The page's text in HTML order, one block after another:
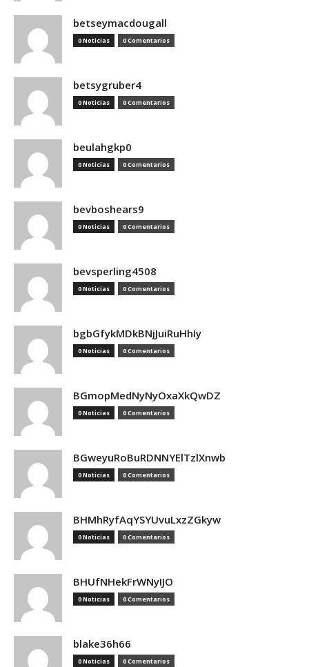
betseymacdougall
0 Noticias 0 Comentarios
betsygruber4
0 Noticias 0 Comentarios
beulahgkp0
0 Noticias 0 Comentarios
bevboshears9
0 Noticias 0 Comentarios
bevsperling4508
0 Noticias 0 Comentarios
bgbGfykMDkBNjJuiRuHhIy
0 Noticias 0 Comentarios
BGmopMedNyNyOxaXkQwDZ
0 Noticias 0 Comentarios
BGweyuRoBuRDNNYElTzlXnwb
0 Noticias 0 Comentarios
BHMhRyfAqYSYUvuLxzZGkyw
0 Noticias 0 Comentarios
BHUfNHekFrWNyIJO
0 Noticias 0 Comentarios
blake36h66
0 Noticias 0 Comentarios